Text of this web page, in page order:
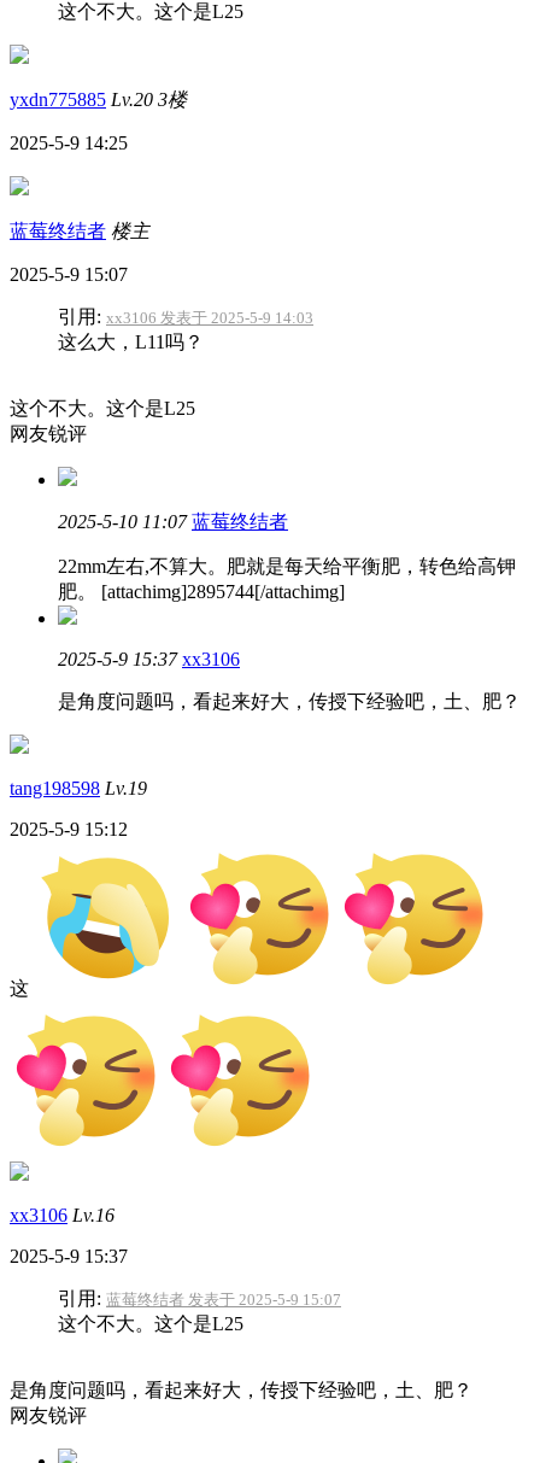
这个不大。这个是L25
yxdn775885 Lv.20 3楼
2025-5-9 14:25
蓝莓终结者 楼主
2025-5-9 15:07
引用: xx3106 发表于 2025-5-9 14:03
这么大，L11吗？
这个不大。这个是L25
网友锐评
2025-5-10 11:07 蓝莓终结者
22mm左右,不算大。肥就是每天给平衡肥，转色给高钾
肥。 [attachimg]2895744[/attachimg]
2025-5-9 15:37 xx3106
是角度问题吗，看起来好大，传授下经验吧，土、肥？
tang198598 Lv.19
2025-5-9 15:12
这
xx3106 Lv.16
2025-5-9 15:37
引用: 蓝莓终结者 发表于 2025-5-9 15:07
这个不大。这个是L25
是角度问题吗，看起来好大，传授下经验吧，土、肥？
网友锐评